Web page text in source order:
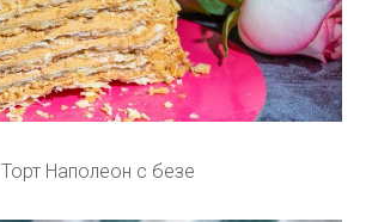
Торт Наполеон с безе